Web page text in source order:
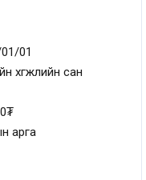
01
хөгжлийн сан
арга